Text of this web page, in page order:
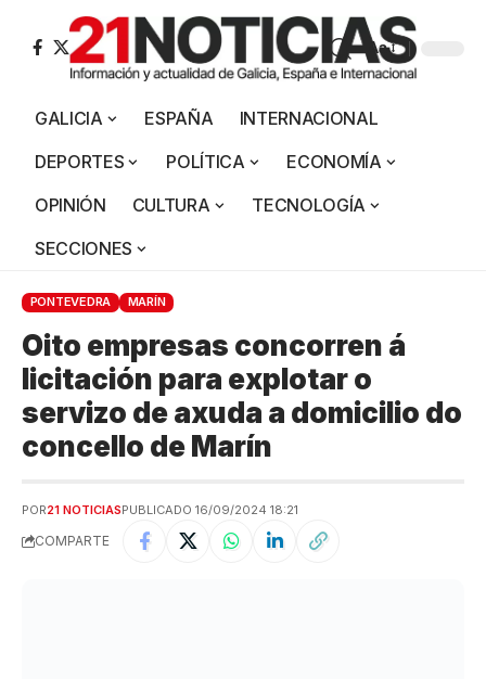
Aa
GALICIA ESPAÑA
INTERNACIONAL
DEPORTES
POLÍTICA
ECONOMÍA
OPINIÓN
CULTURA
TECNOLOGÍA
SECCIONES
PONTEVEDRA MARÍN
Oito empresas concorren á
licitación para explotar o
servizo de axuda a domicilio do
concello de Marín
POR21 NOTICIASPUBLICADO 16/09/2024 18:21
COMPARTE